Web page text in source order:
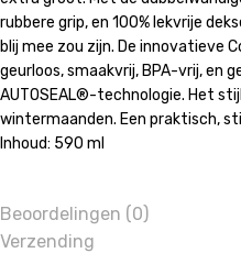
rubbere grip, en 100% lekvrije
blij mee zou zijn. De innovatieve
geurloos, smaakvrij, BPA-vrij, en
AUTOSEAL®-technologie. Het
wintermaanden. Een praktisch,
Inhoud: 590 ml
Beoordelingen (0)
Verzending